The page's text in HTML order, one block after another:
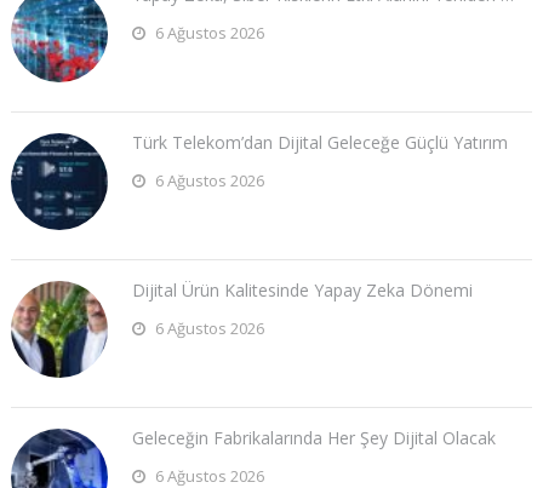
6 Ağustos 2026
Türk Telekom’dan Dijital Geleceğe Güçlü Yatırım
6 Ağustos 2026
Dijital Ürün Kalitesinde Yapay Zeka Dönemi
6 Ağustos 2026
Geleceğin Fabrikalarında Her Şey Dijital Olacak
6 Ağustos 2026